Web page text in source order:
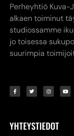
Kuva-Järvinen KY
Annankatu
myymälä. (02) 731